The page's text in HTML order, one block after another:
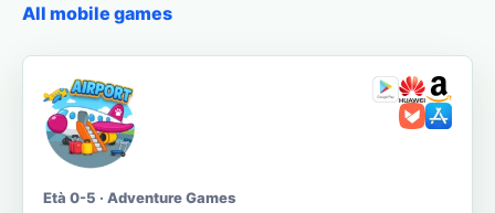
All mobile games
Età 0-5 · Adventure Games